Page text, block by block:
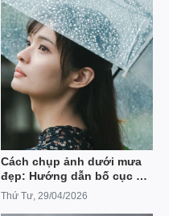
Cách chụp ảnh dưới mưa
đẹp: Hướng dẫn bố cục và
kỹ thuật chụp cho người
Thứ Tư, 29/04/2026